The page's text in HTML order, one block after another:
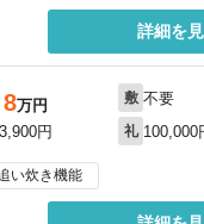
詳細を
8万円
3,900円
敷 不要
礼 100,000
い炊き機能